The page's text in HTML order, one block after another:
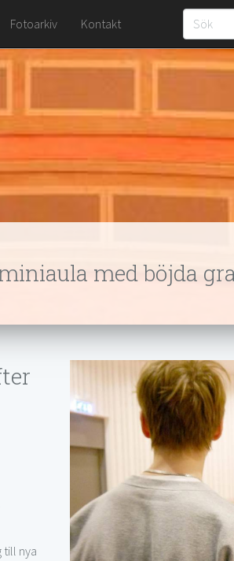
Fotoarkiv Kontakt
med böjda
nya